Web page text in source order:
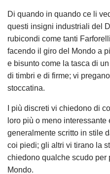
Di quando in quando ce li
questi insigni industriali del
rubicondi come tanti
facendo il giro del Mondo a
e bisunto come la tasca di
di timbri e di firme; vi
stoccatina.
I più discreti vi chiedono di
loro più o meno
generalmente scritto in stile
coi piedi; gli altri vi tirano la
chiedono qualche scudo per
Mondo.